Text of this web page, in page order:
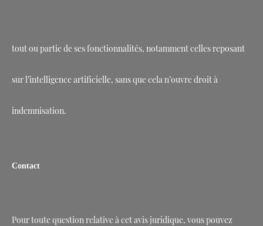
tout ou partie de ses fonctionnalités, notamment celles reposant
sur l’intelligence artificielle, sans que cela n’ouvre droit à
indemnisation.
Contact
Pour toute question relative à cet avis juridique, vous pouvez